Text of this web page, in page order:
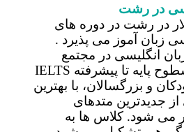
رشت
رشت در دوره های
آموز می پذیرد .
در مجتمع
آموزشی گیلار در سطوح پایه تا پیشرفته IELTS
بزرگسالان، با بهترین
متدهای
شود. کلاس ها به